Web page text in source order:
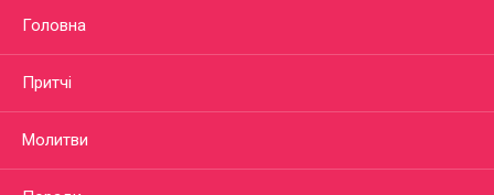
Головна
Притчі
Молитви